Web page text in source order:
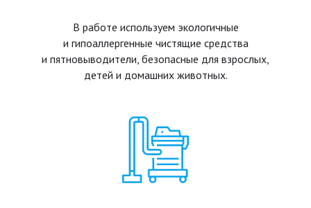
В работе используем экологичные
и гипоаллергенные чистящие средства
и пятновыводители, безопасные для взрослых,
детей и домашних животных.